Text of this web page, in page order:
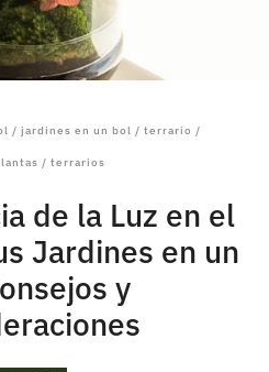
/ jardines en un bol / terrario /
/ terrarios
de la Luz en el
Jardines en un
y